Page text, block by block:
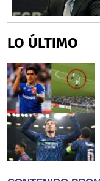
LO ÚLTIMO